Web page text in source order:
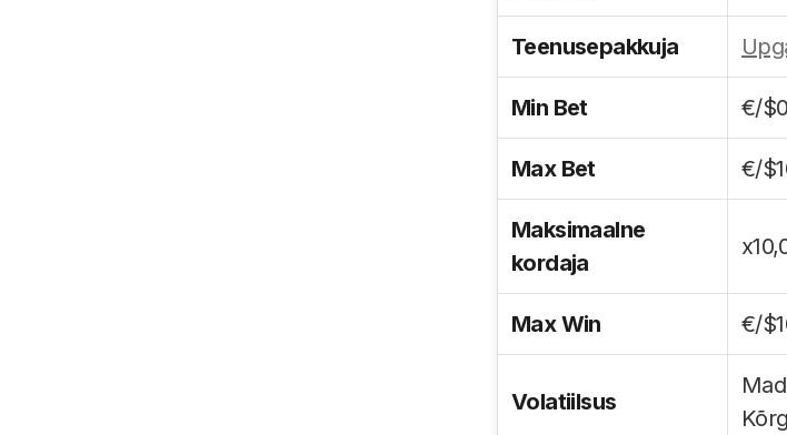
Teenusepakkuja
Min Bet €/
Max Bet €/
Maksimaalne
kordaja
Max Win €/
Volatiilsus